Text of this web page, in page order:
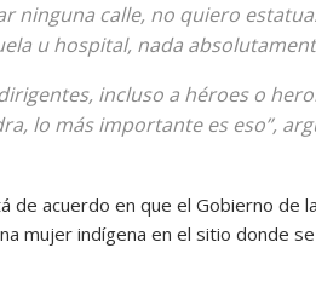
ninguna calle, no quiero
u hospital, nada
incluso a héroes o
lo más importante es eso”,
acuerdo en que el Gobierno de
mujer indígena en el sitio donde